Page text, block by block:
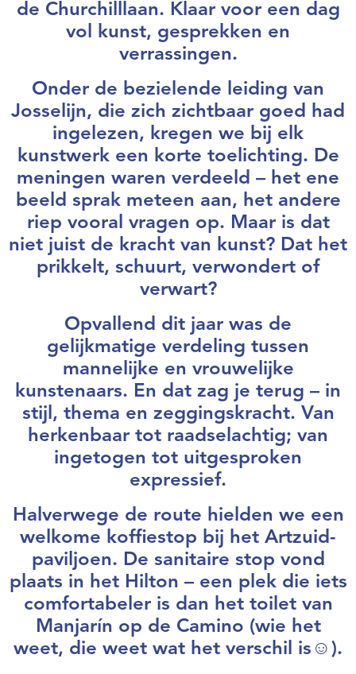
de Churchilllaan. Klaar voor een dag
vol kunst, gesprekken en
verrassingen.
Onder de bezielende leiding van
Josselijn, die zich zichtbaar goed had
ingelezen, kregen we bij elk
kunstwerk een korte toelichting. De
meningen waren verdeeld – het ene
beeld sprak meteen aan, het andere
riep vooral vragen op. Maar is dat
niet juist de kracht van kunst? Dat het
prikkelt, schuurt, verwondert of
verwart?
Opvallend dit jaar was de
gelijkmatige verdeling tussen
mannelijke en vrouwelijke
kunstenaars. En dat zag je terug – in
stijl, thema en zeggingskracht. Van
herkenbaar tot raadselachtig; van
ingetogen tot uitgesproken
expressief.
Halverwege de route hielden we een
welkome koffiestop bij het Artzuid-
paviljoen. De sanitaire stop vond
plaats in het Hilton – een plek die iets
comfortabeler is dan het toilet van
Manjarín op de Camino (wie het
weet, die weet wat het verschil is☺).